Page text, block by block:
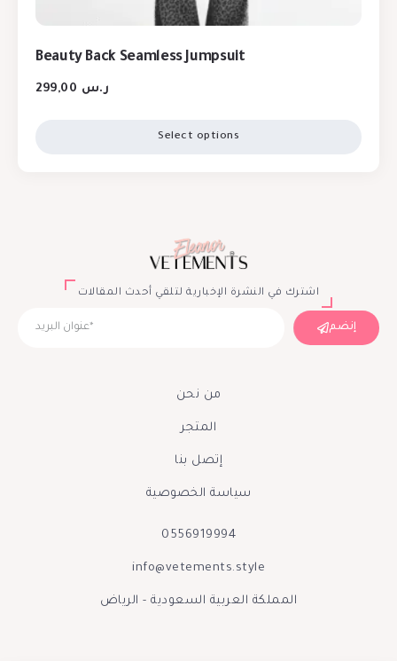
Beauty Back Seamless Jumpsuit
ر.س
Select options
اشترك في النشرة الإخبارية لتلقي أحدث المقالات
إنضم
من نحن
المتجر
إتصل بنا
سياسة الخصوصية
0556919994
info@vetements.style
المملكة العربية السعودية - الرياض